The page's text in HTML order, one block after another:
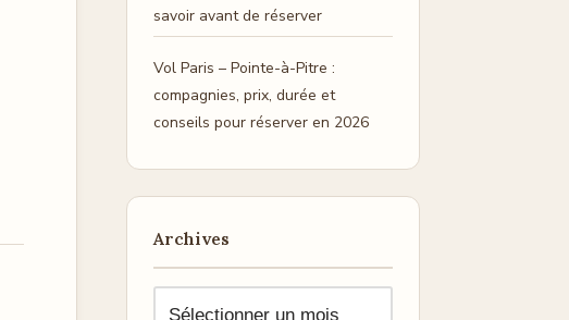
savoir avant de réserver
Vol Paris – Pointe-à-Pitre :
compagnies, prix, durée et
conseils pour réserver en 2026
Archives